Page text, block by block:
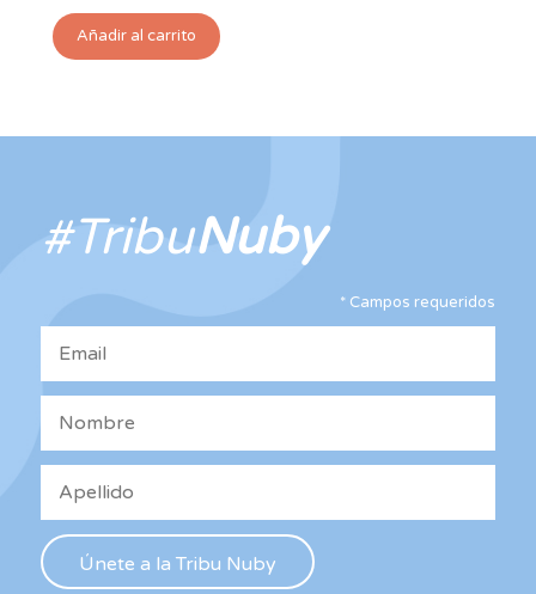
5.00
de 5
Añadir al carrito
#TribuNuby
*Campos requeridos